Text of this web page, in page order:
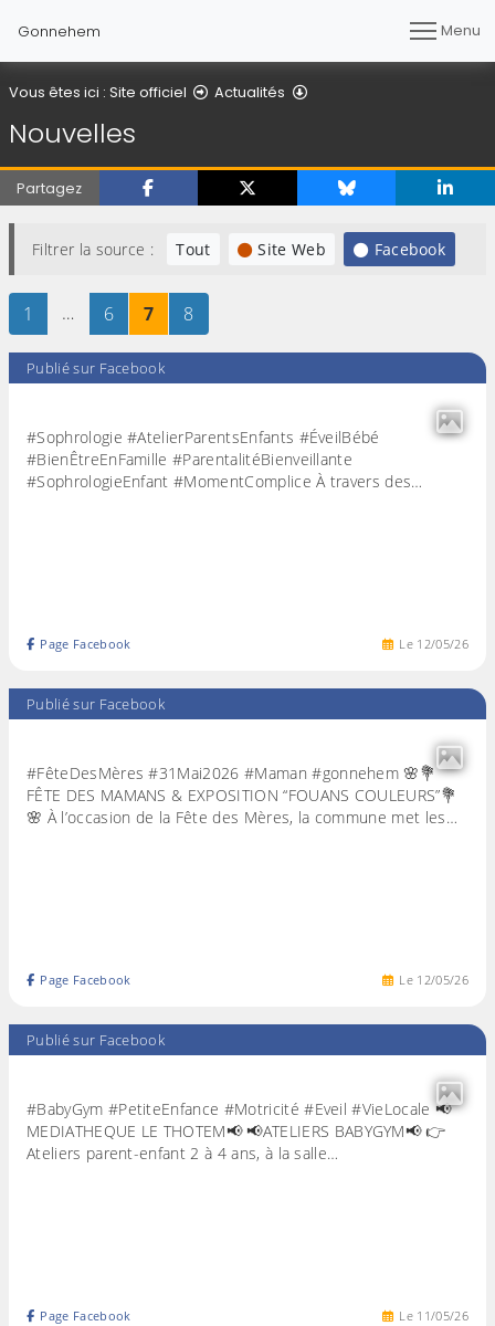
Gonnehem Menu
Vous êtes ici : Site officiel Actualités
Nouvelles
Partagez
Filtrer la source : Tout Site Web Facebook
Page
1 sur 8
… Page
6sur 8Page
7sur 8Page
8
Publié sur Facebook
#Sophrologie #AtelierParentsEnfants #ÉveilBébé
#BienÊtreEnFamille #ParentalitéBienveillante
#SophrologieEnfant #MomentComplice À travers des…
Le 12/05/26
Page Facebook
Publié sur Facebook
#FêteDesMères #31Mai2026 #Maman #gonnehem 🌸💐
FÊTE DES MAMANS & EXPOSITION “FOUANS COULEURS”💐
🌸 À l’occasion de la Fête des Mères, la commune met les…
Le 12/05/26
Page Facebook
Publié sur Facebook
#BabyGym #PetiteEnfance #Motricité #Eveil #VieLocale 📢
MEDIATHEQUE LE THOTEM📢 📢ATELIERS BABYGYM📢 👉
Ateliers parent-enfant 2 à 4 ans, à la salle…
Le 11/05/26
Page Facebook